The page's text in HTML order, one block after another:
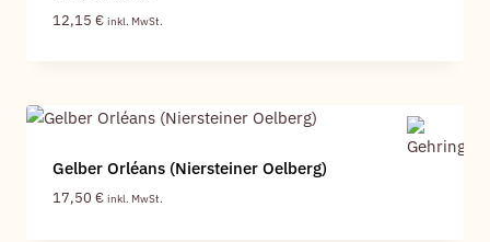
12,15 € inkl. MwSt.
Gelber Orléans (Niersteiner Oelberg)
17,50 € inkl. MwSt.